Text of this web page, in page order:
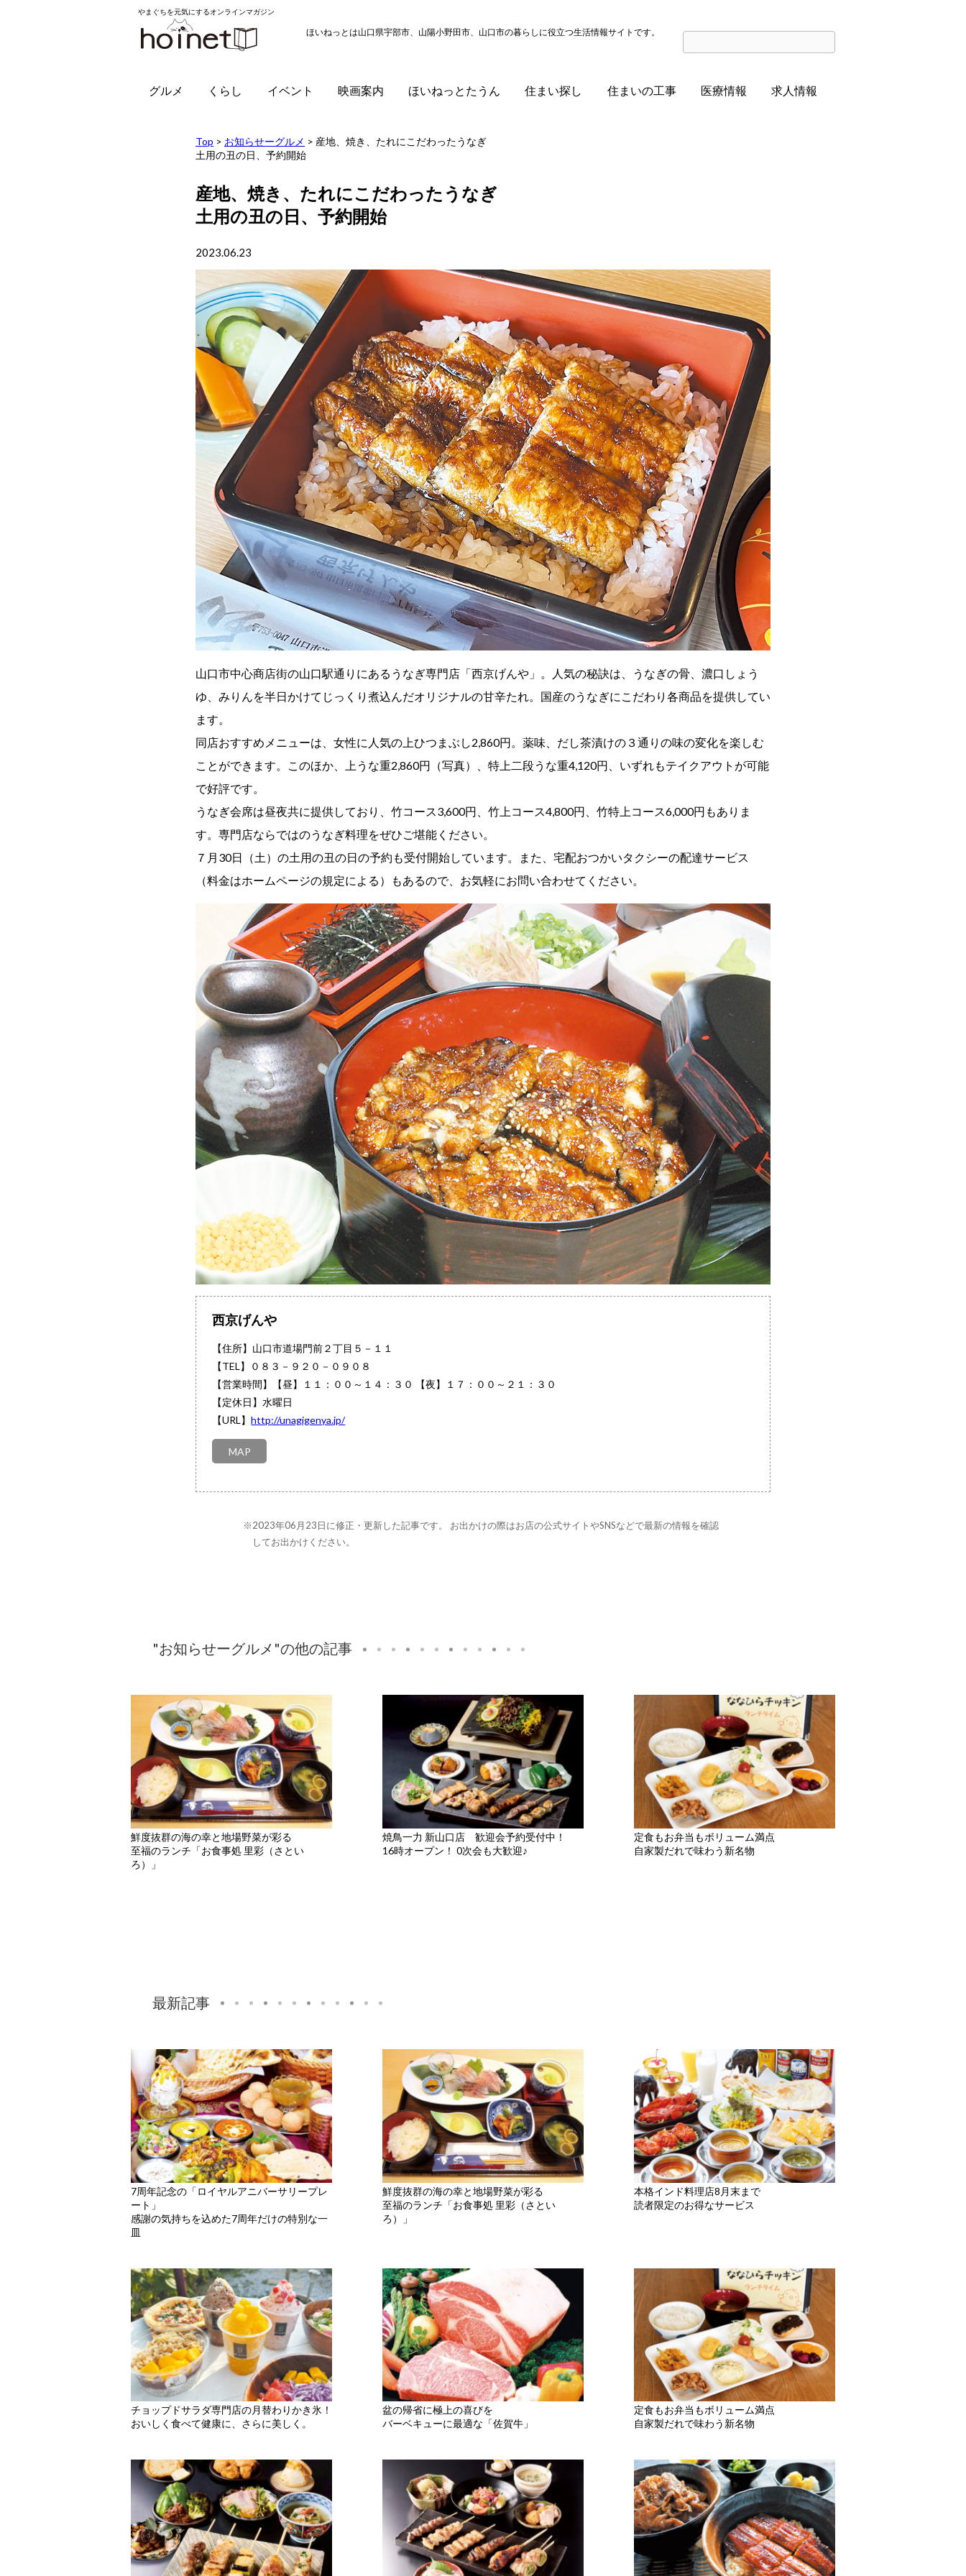
やまぐちを元気にするオンラインマガジン
ほいねっとは山口県宇部市、山陽小野田市、山口市の暮らしに役立つ生活情報サイトです。
グルメ くらし イベント 映画案内 ほいねっとたうん 住まい探し 住まいの工事 医療情報 求人情報
Top > お知らせーグルメ > 産地、焼き、たれにこだわったうなぎ
土用の丑の日、予約開始
産地、焼き、たれにこだわったうなぎ
土用の丑の日、予約開始
2023.06.23
山口市中心商店街の山口駅通りにあるうなぎ専門店「西京げんや」。人気の秘訣は、うなぎの骨、濃口しょう
ゆ、みりんを半日かけてじっくり煮込んだオリジナルの甘辛たれ。国産のうなぎにこだわり各商品を提供してい
ます。
同店おすすめメニューは、女性に人気の上ひつまぶし2,860円。薬味、だし茶漬けの３通りの味の変化を楽しむ
ことができます。このほか、上うな重2,860円（写真）、特上二段うな重4,120円、いずれもテイクアウトが可能
で好評です。
うなぎ会席は昼夜共に提供しており、竹コース3,600円、竹上コース4,800円、竹特上コース6,000円もありま
す。専門店ならではのうなぎ料理をぜひご堪能ください。
７月30日（土）の土用の丑の日の予約も受付開始しています。また、宅配おつかいタクシーの配達サービス
（料金はホームページの規定による）もあるので、お気軽にお問い合わせてください。
西京げんや
【住所】山口市道場門前２丁目５－１１
【TEL】
０８３－９２０－０９０８
【営業時間】【昼】１１：００～１４：３０ 【夜】１７：００～２１：３０
【定休日】水曜日
【URL】http://unagigenya.jp/
MAP
※2023年06月23日に修正・更新した記事です。 お出かけの際はお店の公式サイトやSNSなどで最新の情報を確認
してお出かけください。
"お知らせーグルメ"の他の記事
鮮度抜群の海の幸と地場野菜が彩る
至福のランチ「お食事処 里彩（さとい
ろ）」
焼鳥一力 新山口店 歓迎会予約受付中！
16時オープン！ 0次会も大歓迎♪
定食もお弁当もボリューム満点
自家製だれで味わう新名物
最新記事
7周年記念の「ロイヤルアニバーサリープレ
ート」
感謝の気持ちを込めた7周年だけの特別な一
皿
鮮度抜群の海の幸と地場野菜が彩る
至福のランチ「お食事処 里彩（さとい
ろ）」
本格インド料理店8月末まで
読者限定のお得なサービス
チョップドサラダ専門店の月替わりかき氷！
おいしく食べて健康に、さらに美しく。
盆の帰省に極上の喜びを
バーベキューに最適な「佐賀牛」
定食もお弁当もボリューム満点
自家製だれで味わう新名物